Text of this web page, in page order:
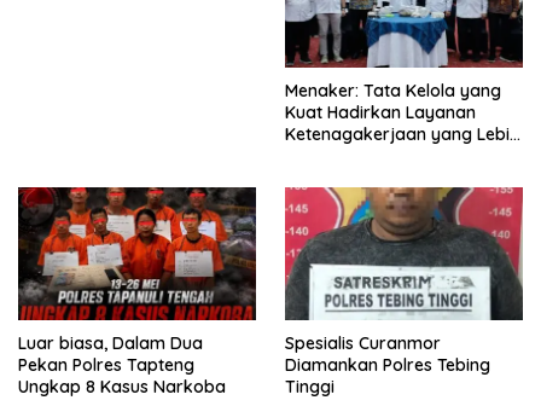
Menaker: Tata Kelola yang
Kuat Hadirkan Layanan
Ketenagakerjaan yang Lebih
Luar biasa, Dalam Dua
Pekan Polres Tapteng
Ungkap 8 Kasus Narkoba
Spesialis Curanmor
Diamankan Polres Tebing
Tinggi